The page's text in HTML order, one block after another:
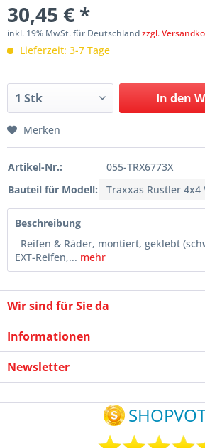
30,45 € *
inkl. 19% MwSt. für Deutschlandzzgl.
Lieferzeit: 3-7 Tage
In den
Merken
Artikel-Nr.:
055-TRX6773X
Bauteil für Modell:
Traxxas Rustler 4x4
Beschreibung
Reifen & Räder, montiert, geklebt
EXT-Reifen,... mehr
Wir sind für Sie da
Informationen
Newsletter